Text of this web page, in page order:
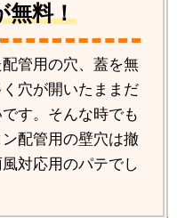
無料！
管用の穴、蓋を無
穴が開いたままだ
す。そんな時でも
配管用の壁穴は撤
対応用のパテでし